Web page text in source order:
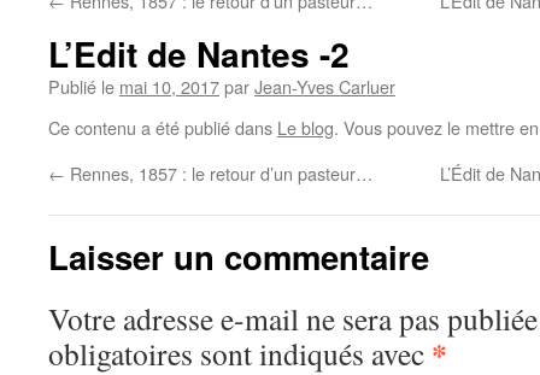
L’Edit de Nantes -2
Publié le mai 10, 2017parJean-Yves Carluer
Ce contenu a été publié dans Le blog. Vous pouvez le mettre
← Rennes, 1857 : le retour d’un pasteur… L’Édit de
Laisser un commentaire
Votre adresse e-mail ne sera pas
obligatoires sont indiqués avec *